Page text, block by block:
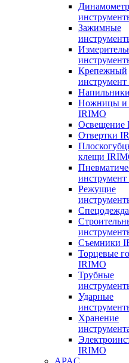
Зажимные
Крепежный
Ножницы и
IRIMO
Освещение
Отвертки
клещи
Режущие
Съемники
Торцевые
IRIMO
Трубные
Ударные
Хранение
IRIMO
APAC